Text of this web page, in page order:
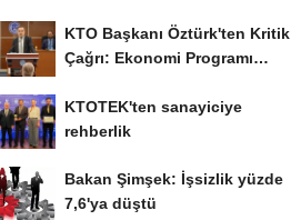
KTO Başkanı Öztürk'ten Kritik
Çağrı: Ekonomi Programı
KTOTEK'ten sanayiciye
rehberlik
Bakan Şimşek: İşsizlik yüzde
7,6'ya düştü